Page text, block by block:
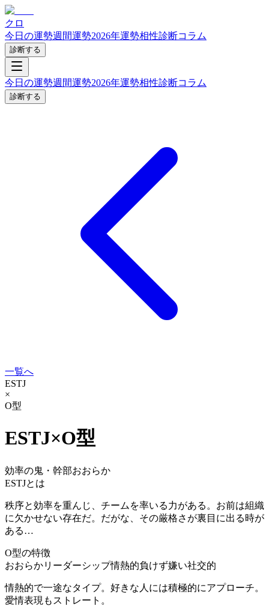
クロ
今日の運勢週間運勢2026年運勢相性診断コラム
診断する
今日の運勢週間運勢2026年運勢相性診断コラム
診断する
一覧へ
ESTJ
×
O型
ESTJ×O型
効率の鬼・幹部おおらか
ESTJとは
秩序と効率を重んじ、チームを率いる力がある。お前は組織
に欠かせない存在だ。だがな、その厳格さが裏目に出る時が
ある…
O型の特徴
おおらかリーダーシップ情熱的負けず嫌い社交的
情熱的で一途なタイプ。好きな人には積極的にアプローチ。
愛情表現もストレート。